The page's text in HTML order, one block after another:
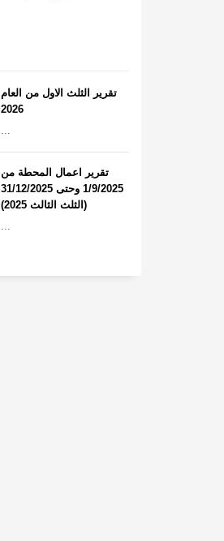
تقرير الثلث الاول من العام
2026
...
تقرير اعمال المحطة من
1/9/2025 وحتى 31/12/2025
(الثلث الثالث 2025)
...